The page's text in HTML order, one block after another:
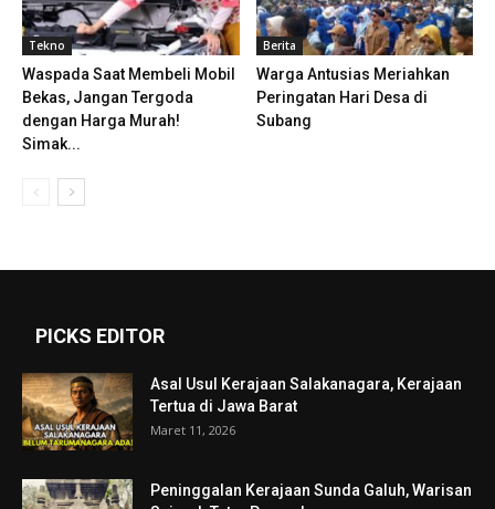
Tekno
Waspada Saat Membeli Mobil
Bekas, Jangan Tergoda
dengan Harga Murah!
Simak...
Berita
Warga Antusias Meriahkan
Peringatan Hari Desa di
Subang
PICKS EDITOR
Asal Usul Kerajaan Salakanagara, Kerajaan
Tertua di Jawa Barat
Maret 11, 2026
Peninggalan Kerajaan Sunda Galuh, Warisan